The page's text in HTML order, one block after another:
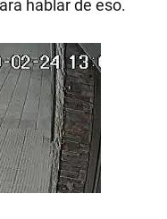
hablar de eso.